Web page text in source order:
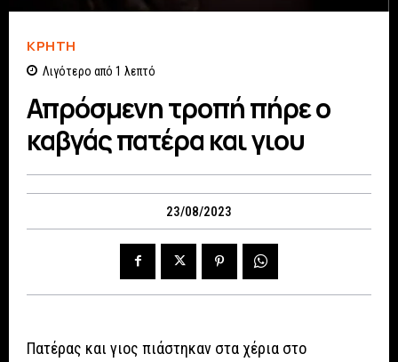
ΚΡΗΤΗ
Λιγότερο από 1 λεπτό
Απρόσμενη τροπή πήρε ο
καβγάς πατέρα και γιου
23/08/2023
Πατέρας και γιος πιάστηκαν στα χέρια στο